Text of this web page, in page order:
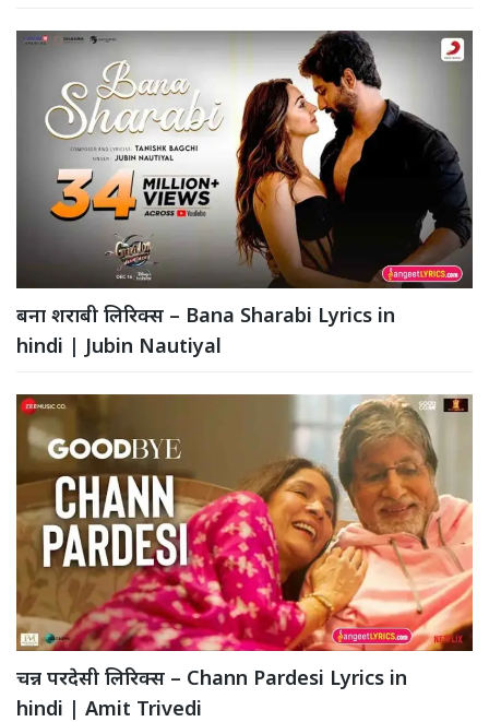
बना शराबी लिरिक्स – Bana Sharabi Lyrics in
hindi | Jubin Nautiyal
चन्न परदेसी लिरिक्स – Chann Pardesi Lyrics in
hindi | Amit Trivedi